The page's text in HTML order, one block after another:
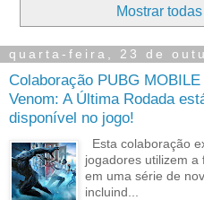
Mostrar
quarta-feira, 23 de
Colaboração PUBG MOBILE
Venom: A Última Rodada
disponível no jogo!
Esta colaboração
jogadores utilizem a
em uma série de
incluind...